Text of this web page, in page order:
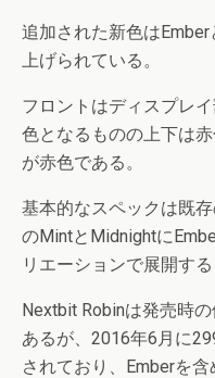
追加された新色は
上げられている。
フロントはディスプレ
色となるものの上下は
が赤色である。
基本的なスペックは既
のMintとMidnightに
リエーションで展開する
Nextbit Robinは発売時
あるが、2016年6月に
されており、Emberを